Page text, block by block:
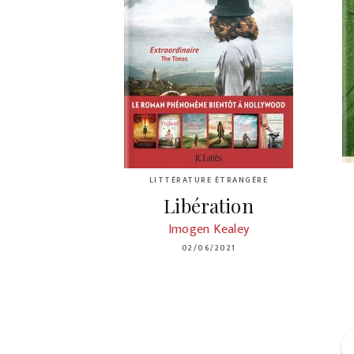
LITTÉRATURE ÉTRANGÈRE
Libération
Imogen Kealey
02/06/2021